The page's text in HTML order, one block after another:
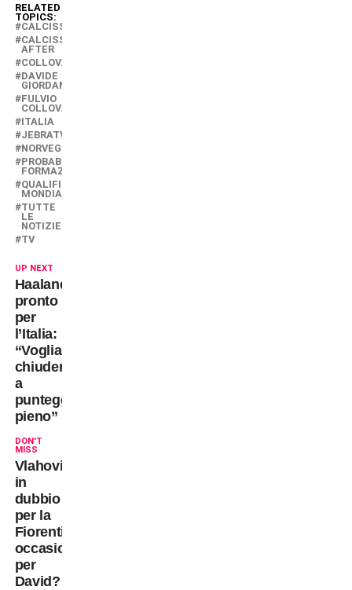
RELATED
TOPICS:
CALCISSIMO
CALCISSIMO
AFTER
COLLOVATI
DAVIDE
GIORDANA
FULVIO
COLLOVATI
ITALIA
JEBRATV
NORVEGIA
PROBABILI
FORMAZIONI
QUALIFICAZIONI
MONDIALI
TUTTE
LE
NOTIZIE
TV
UP NEXT
Haaland
pronto
per
l’Italia:
“Vogliamo
chiudere
a
punteggio
pieno”
DON'T
MISS
Vlahovic
in
dubbio
per la
Fiorentina:
occasione
per
David?